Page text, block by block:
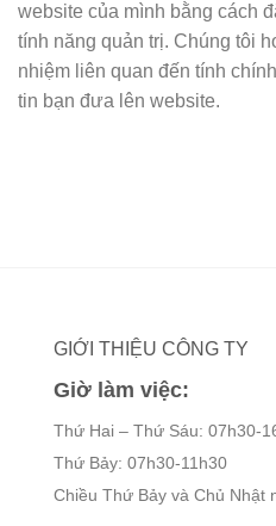
website của mình bằng cách
tính năng quản trị. Chúng tôi
nhiệm liên quan đến tính
tin bạn đưa lên website.
GIỚI THIỆU CÔNG TY
Giờ làm việc:
Thứ Hai – Thứ Sáu: 07h30-
Thứ Bảy: 07h30-11h30
Chiều Thứ Bảy và Chủ Nhật